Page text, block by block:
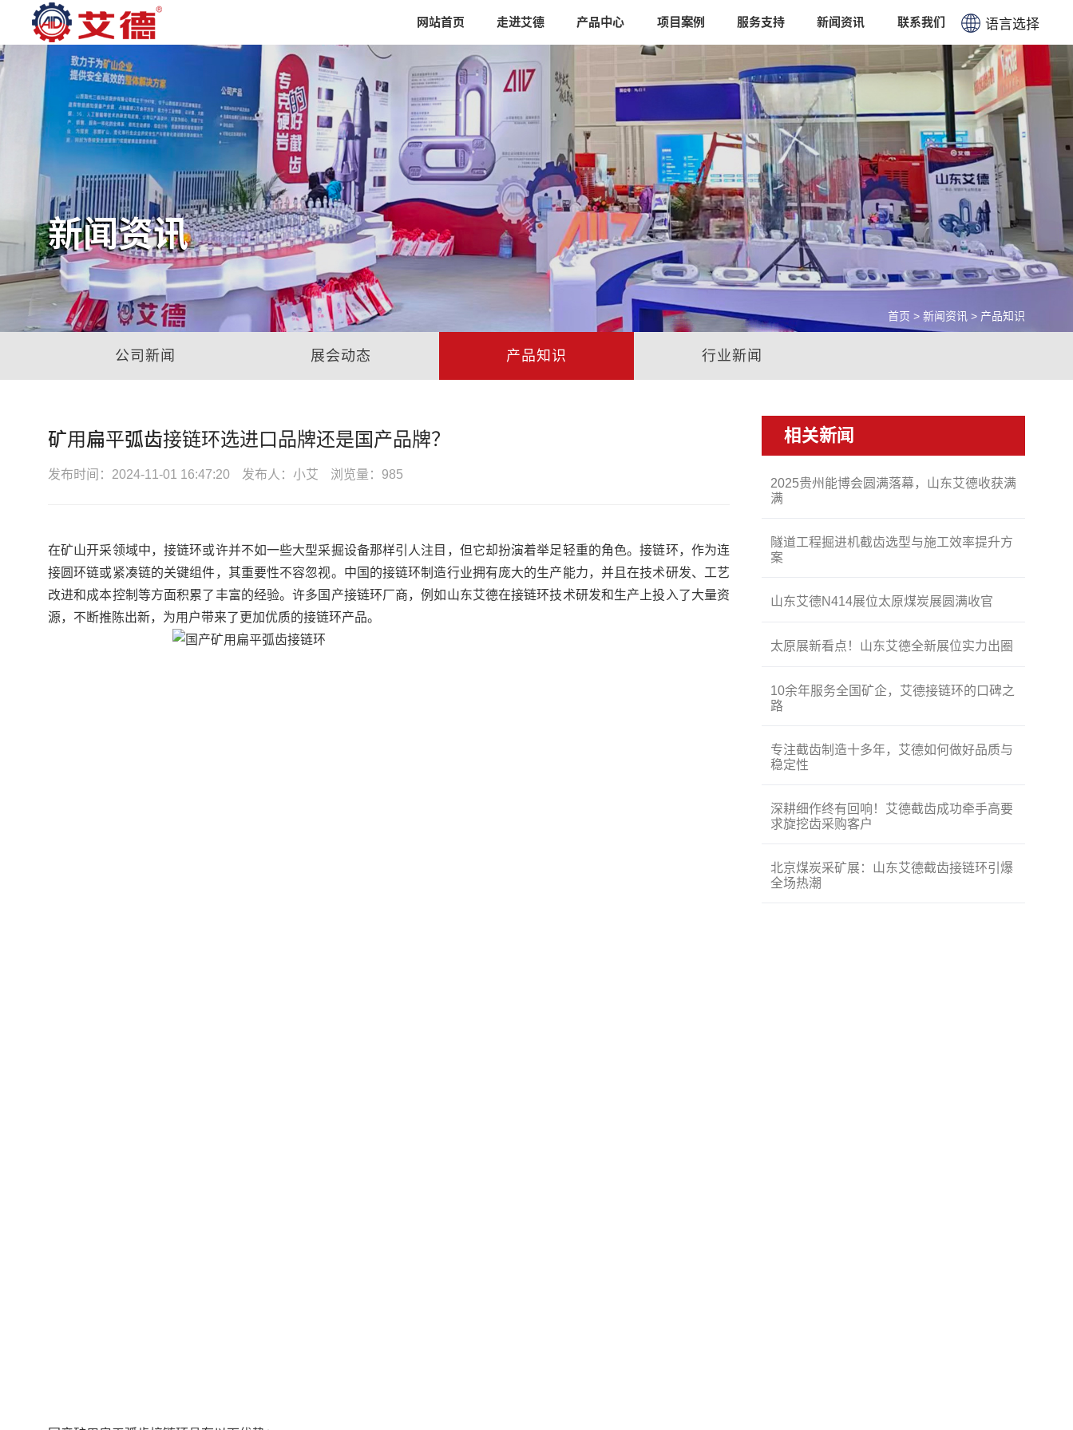
网站首页 走进艾德 产品中心 项目案例 服务支持 新闻资讯 联系我们 语言选择
简体中文
English
新闻资讯
首页 > 新闻资讯 > 产品知识
公司新闻 展会动态 产品知识 行业新闻
矿用扁平弧齿接链环选进口品牌还是国产品牌？
发布时间：2024-11-01 16:47:20 发布人：小艾 浏览量：985
在矿山开采领域中，接链环或许并不如一些大型采掘设备那样引人注目，但它却扮演着举足轻重的角色。接链环，作为连
接圆环链或紧凑链的关键组件，其重要性不容忽视。中国的接链环制造行业拥有庞大的生产能力，并且在技术研发、工艺
改进和成本控制等方面积累了丰富的经验。许多国产接链环厂商，例如山东艾德在接链环技术研发和生产上投入了大量资
源，不断推陈出新，为用户带来了更加优质的接链环产品。
相关新闻
2025贵州能博会圆满落幕，山东艾德收获满
满
隧道工程掘进机截齿选型与施工效率提升方
案
山东艾德N414展位太原煤炭展圆满收官
太原展新看点！山东艾德全新展位实力出圈
10余年服务全国矿企，艾德接链环的口碑之
路
专注截齿制造十多年，艾德如何做好品质与
稳定性
深耕细作终有回响！艾德截齿成功牵手高要
求旋挖齿采购客户
北京煤炭采矿展：山东艾德截齿接链环引爆
全场热潮